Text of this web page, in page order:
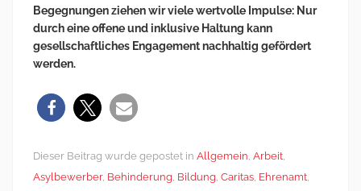
Begegnungen ziehen wir viele wertvolle Impulse: Nur
durch eine offene und inklusive Haltung kann
gesellschaftliches Engagement nachhaltig gefördert
werden.
Dieser Beitrag wurde gepostet in Allgemein, Arbeit,
Asylbewerber, Behinderung, Bildung, Caritas, Ehrenamt,